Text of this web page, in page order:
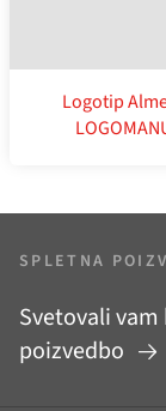
Logotip
SPLETNA
Svetovali
poizvedbo